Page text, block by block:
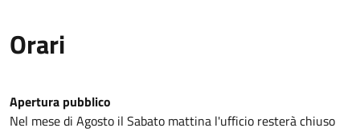
Orari
Orari di Polizia Locale
Apertura pubblico
Nel mese di Agosto il Sabato mattina l'ufficio resterà chiuso